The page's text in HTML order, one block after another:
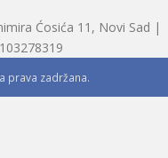
Ćosića 11, Novi Sad |
prava zadržana.